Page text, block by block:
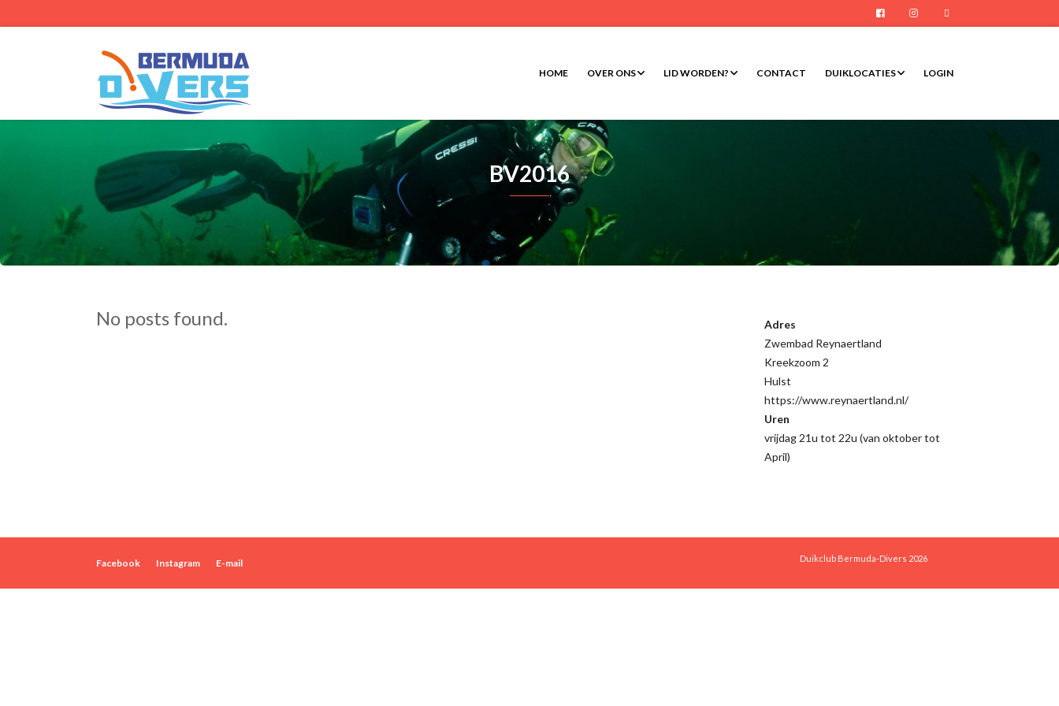
Facebook Instagram
HOME OVER ONS LID WORDEN? CONTACT DUIKLOCATIES LOGIN
BV2016
No posts found.
Adres
Zwembad Reynaertland
Kreekzoom 2
Hulst
https://www.reynaertland.nl/
Uren
vrijdag 21u tot 22u (van oktober tot
April)
Facebook Instagram E-mail Duikclub Bermuda-Divers 2026